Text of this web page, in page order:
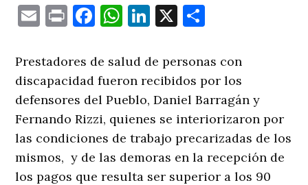
EmailPrintFacebook
WhatsApp
LinkedIn
X
Prestadores de salud de personas con
discapacidad fueron recibidos por los
defensores del Pueblo, Daniel Barragán y
Fernando Rizzi, quienes se interiorizaron por
las condiciones de trabajo precarizadas de los
mismos, y de las demoras en la recepción de
los pagos que resulta ser superior a los 90